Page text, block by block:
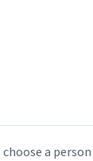
choose a